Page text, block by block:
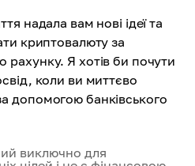
надала вам нові ідеї та
криптовалюту за
рахунку. Я хотів би почути
коли ви миттєво
допомогою банківського
виключно для